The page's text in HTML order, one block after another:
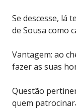
Se descesse, lá
de Sousa como
Vantagem: ao
fazer as suas
Questão
quem